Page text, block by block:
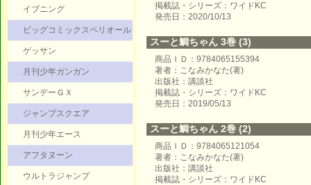
イブニング
ビッグコミックスペリオール
ゲッサン
月刊少年ガンガン
サンデーＧＸ
ジャンプスクエア
月刊少年エース
アフタヌーン
ウルトラジャンプ
掲載誌・シリーズ：ワイドKC
発売日：2020/10/13
スーと鯛ちゃん 3巻 (3)
商品ＩＤ：9784065155394
著者：こなみかなた(著)
出版社：講談社
掲載誌・シリーズ：ワイドKC
発売日：2019/05/13
スーと鯛ちゃん 2巻 (2)
商品ＩＤ：9784065121054
著者：こなみかなた(著)
出版社：講談社
掲載誌・シリーズ：ワイドKC